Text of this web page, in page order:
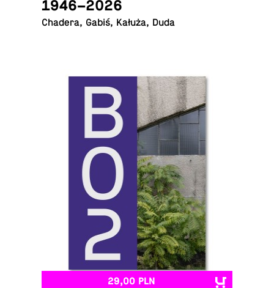
1946–2026
Chadera, Gabiś, Kałuża, Duda
29,00 PLN